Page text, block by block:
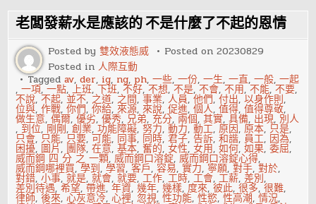
做
幾
年
才
不
算
短？
老闆發薪水是應該的 不是什麼了不起的恩情
Posted by雙效液態威 Posted on20230829
Posted in人際互動
Taggedav,der, ig, ng, ph,一些,一份,一生,一直,一般,一起
,一項,一點,上班,下班,不好,不想,不是,不會,不用,不能,不要,
不說,不起,並不, 之道, 之間,事業,人員,他們,付出,以身作則,
位與,作戰,你們,你給,來源,來說,促進,個人,值得,值得尊敬,
做生意,偶爾,優劣,優秀, 兄弟, 充分, 兩個,其實,具備, 出現, 別人
, 到位, 剛剛,創業,功能障礙,努力,動力,動工,原因,原本, 只是,
只會, 只能, 只要,可能, 同事, 同時,君子,告訴,和諧, 員工, 因為,
困擾, 圖片, 團隊,在意,基本,奮的,女性,女用,如何,如果,委屈,
威而鋼 四 分 之 一顆,威而鋼口溶錠,威而鋼口溶錠心得,
威而鋼哪裡買,學到,學習,客戶,容易,實力, 寧願,對手,對於,
對錯,小事,就是,就會,就要,工作,工時,工會,工薪,差別,
差別待遇,希望,帶進,年資,幾年,幾樣,度來,彼此,很多,很難,
律師,後來,心灰意冷,心裡,忽視,性功能,性慾,性高潮,情況,